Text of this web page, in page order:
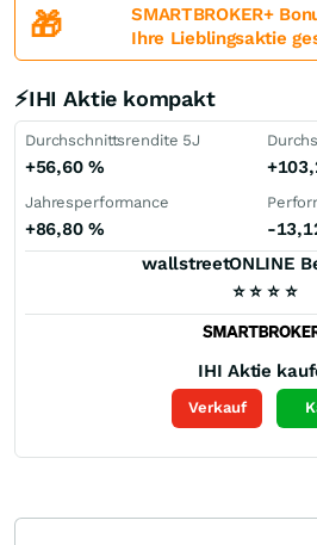
🎁
SMARTBROKER+
Ihre Lieblingsaktie
⚡IHI Aktie kompakt
Durchschnittsrendite 5J
+56,60 %
Jahresperformance
+86,80 % -
wallstreetONLINE
⭐ ⭐ ⭐ ⭐
IHI Aktie
Verkauf